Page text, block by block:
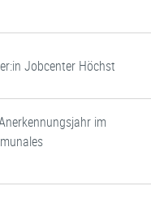
Jobcenter Höchst
im